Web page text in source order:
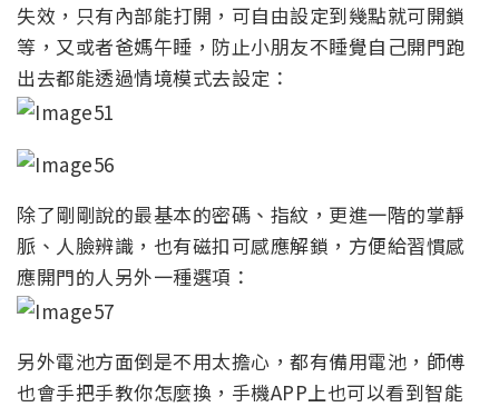
失效，只有內部能打開，可自由設定到幾點就可開鎖
等，又或者爸媽午睡，防止小朋友不睡覺自己開門跑
出去都能透過情境模式去設定：
除了剛剛說的最基本的密碼、指紋，更進一階的掌靜
脈、人臉辨識，也有磁扣可感應解鎖，方便給習慣感
應開門的人另外一種選項：
另外電池方面倒是不用太擔心，都有備用電池，師傅
也會手把手教你怎麼換，手機APP上也可以看到智能